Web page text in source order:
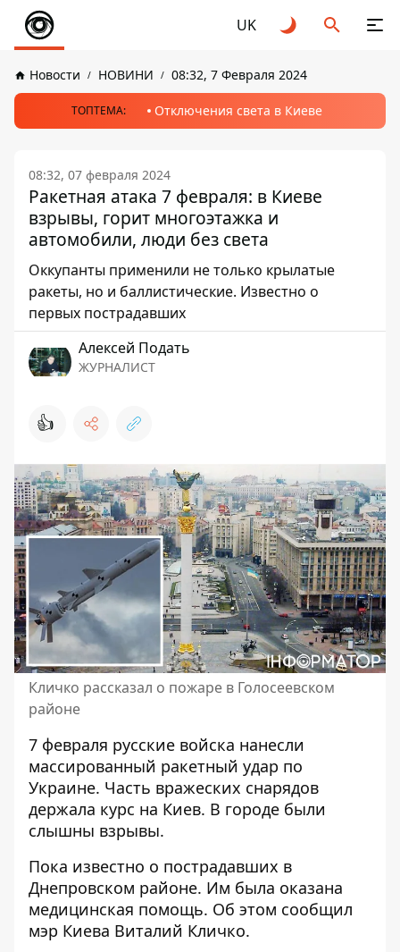
UK
Новости НОВИНИ 08:32, 7 Февраля 2024
ТОПТЕМА: Отключения света в Киеве
08:32, 07 февраля 2024
Ракетная атака 7 февраля: в Киеве
взрывы, горит многоэтажка и
автомобили, люди без света
Оккупанты применили не только крылатые
ракеты, но и баллистические. Известно о
первых пострадавших
Алексей Подать
ЖУРНАЛИСТ
👍
Кличко рассказал о пожаре в Голосеевском
районе
7 февраля русские войска нанесли
массированный ракетный удар по
Украине. Часть вражеских снарядов
держала курс на Киев. В городе были
слышны взрывы.
Пока известно о пострадавших в
Днепровском районе. Им была оказана
медицинская помощь. Об этом сообщил
мэр Киева Виталий Кличко.